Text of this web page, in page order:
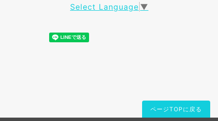
Select Language ▼
ページTOPに戻る